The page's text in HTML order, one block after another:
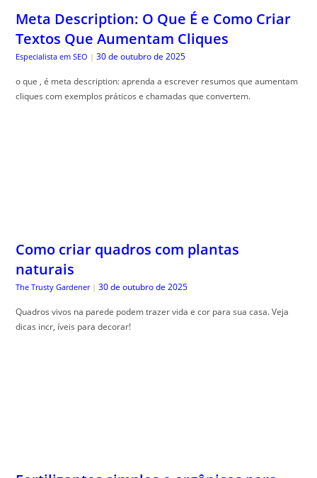
Meta Description: O Que É e Como Criar
Textos Que Aumentam Cliques
Especialista em SEO | 30 de outubro de 2025
o que , é meta description: aprenda a escrever resumos que aumentam
cliques com exemplos práticos e chamadas que convertem.
Como criar quadros com plantas
naturais
The Trusty Gardener | 30 de outubro de 2025
Quadros vivos na parede podem trazer vida e cor para sua casa. Veja
dicas incr, íveis para decorar!